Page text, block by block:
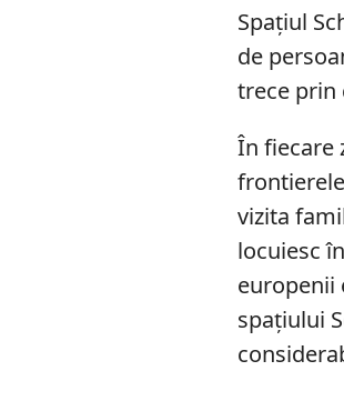
Spațiul
de
trece prin
În fiecare
vizita
locuiesc
europenii
spațiului